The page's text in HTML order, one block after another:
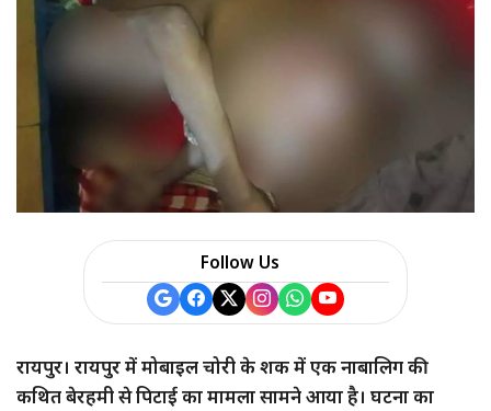
Follow Us
रायपुर। रायपुर में मोबाइल चोरी के शक में एक नाबालिग की
कथित बेरहमी से पिटाई का मामला सामने आया है। घटना का